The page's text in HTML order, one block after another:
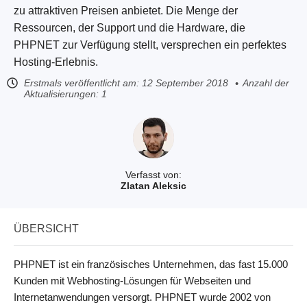
Verfasst von:
Zlatan Aleksic
zu attraktiven Preisen anbietet. Die Menge der
Ressourcen, der Support und die Hardware, die
PHPNET zur Verfügung stellt, versprechen ein perfektes
Hosting-Erlebnis.
Erstmals veröffentlicht am: 12 September 2018
Anzahl der
Aktualisierungen: 1
ÜBERSICHT
PHPNET ist ein französisches Unternehmen, das fast 15.000
Kunden mit Webhosting-Lösungen für Webseiten und
Internetanwendungen versorgt. PHPNET wurde 2002 von